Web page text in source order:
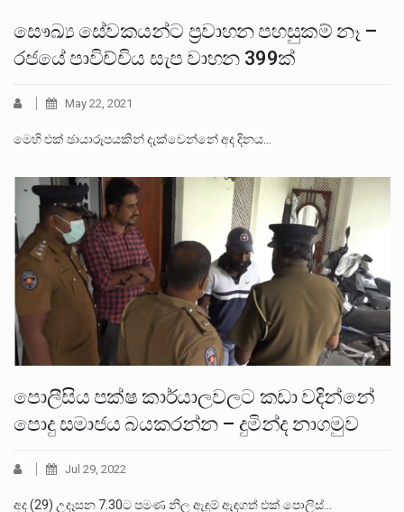
සෞඛ්‍ය සේවකයන්ට ප්‍රවාහන පහසුකම් නෑ –
රජයේ පාවිච්චිය සැප වාහන 399ක්
May 22, 2021
මෙහි එක් ඡායාරූපයකින් දැක්වෙන්නේ අද දිනය…
පොලීසිය පක්ෂ කාර්යාලවලට කඩා වදින්නේ
පොදු සමාජය බයකරන්න – දුමින්ද නාගමුව
Jul 29, 2022
අද (29) උදෑසන 7.30ට පමණ නිල ඇඳුම් ඇඳගත් එක් පොලිස්…